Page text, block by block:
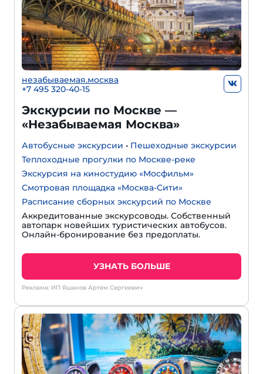
незабываемая.москва
+7 495 320-40-15
Экскурсии по Москве —
«Незабываемая Москва»
Автобусные экскурсии • Пешеходные экскурсии
Теплоходные прогулки по Москве-реке
Экскурсия на киностудию «Мосфильм»
Смотровая площадка «Москва-Сити»
Расписание сборных экскурсий по Москве
Аккредитованные экскурсоводы. Собственный
автопарк новейших туристических автобусов.
Онлайн-бронирование без предоплаты.
УЗНАТЬ БОЛЬШЕ
Реклама: ИП Яшанов Артём Сергеевич